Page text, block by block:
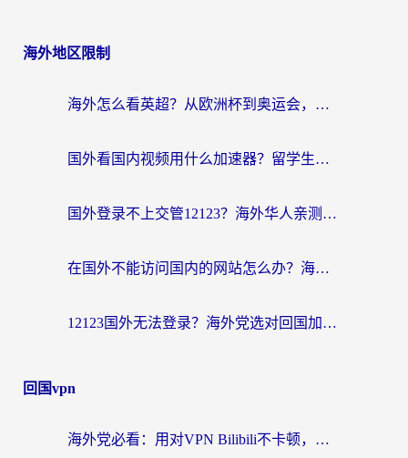
海外地区限制
海外怎么看英超？从欧洲杯到奥运会，一份让你不卡壳的中文解说观看指南
国外看国内视频用什么加速器？留学生和海外华人的实用指南
国外登录不上交管12123？海外华人亲测有效的回国加速器选择指南
在国外不能访问国内的网站怎么办？海外党必看的无缝回国上网指南
12123国外无法登录？海外党选对回国加速器，轻松解决国内资源访问难题
回国vpn
海外党必看：用对VPN Bilibili不卡顿，英国玩国内游戏也丝滑——2026回国加速器选择指南